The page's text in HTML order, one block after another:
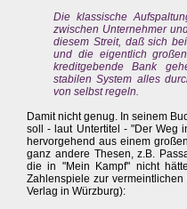
Die klassische
zwischen Unternehmer
diesem Streit, daß sich
und die eigentlich
kreditgebende Bank
stabilen System alles
von selbst regeln.
Damit nicht genug. In seinem
soll - laut Untertitel - "Der Weg
hervorgehend aus einem
ganz andere Thesen, z.B.
die in "Mein Kampf" nicht
Zahlenspiele zur
Verlag in Würzburg):